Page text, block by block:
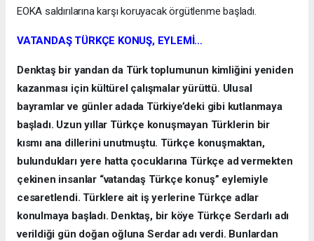
EOKA saldırılarına karşı koruyacak örgütlenme başladı.
VATANDAŞ TÜRKÇE KONUŞ, EYLEMİ…
Denktaş bir yandan da Türk toplumunun kimliğini yeniden
kazanması için kültürel çalışmalar yürüttü. Ulusal
bayramlar ve günler adada Türkiye’deki gibi kutlanmaya
başladı. Uzun yıllar Türkçe konuşmayan Türklerin bir
kısmı ana dillerini unutmuştu. Türkçe konuşmaktan,
bulundukları yere hatta çocuklarına Türkçe ad vermekten
çekinen insanlar “vatandaş Türkçe konuş” eylemiyle
cesaretlendi. Türklere ait iş yerlerine Türkçe adlar
konulmaya başladı. Denktaş, bir köye Türkçe Serdarlı adı
verildiği gün doğan oğluna Serdar adı verdi. Bunlardan